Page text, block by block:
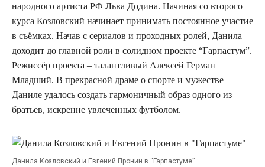
народного артиста РФ Льва Додина. Начиная со второго
курса Козловский начинает принимать постоянное участие
в съёмках. Начав с сериалов и проходных ролей, Данила
доходит до главной роли в солидном проекте “Гарпастум”.
Режиссёр проекта – талантливый Алексей Герман
Младший. В прекрасной драме о спорте и мужестве
Даниле удалось создать гармоничный образ одного из
братьев, искренне увлеченных футболом.
Данила Козловский и Евгений Пронин в “Гарпастуме”